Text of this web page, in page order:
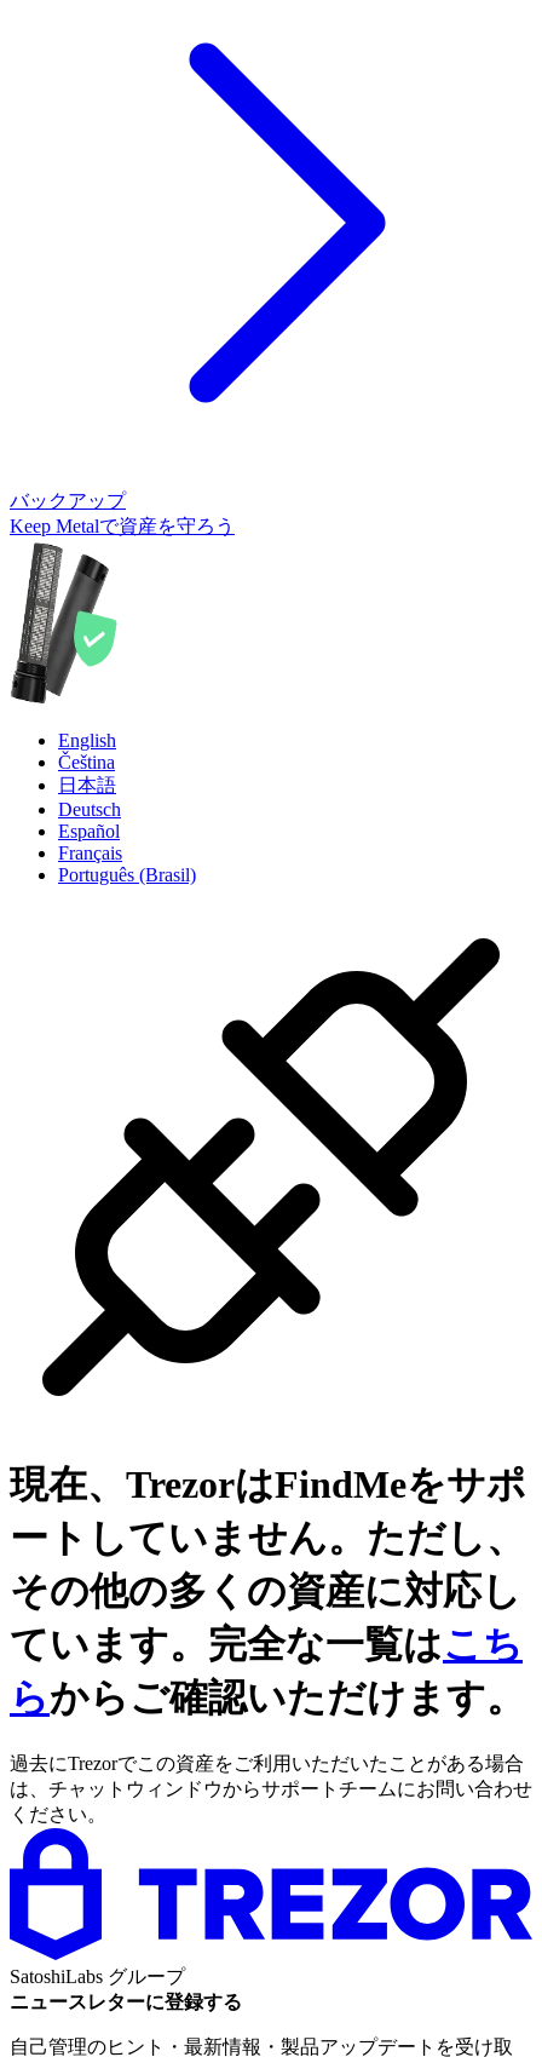
バックアップ
Keep Metalで資産を守ろう
English
Čeština
日本語
Deutsch
Español
Français
Português (Brasil)
現在、TrezorはFindMeをサポ
ートしていません。ただし、
その他の多くの資産に対応し
ています。完全な一覧はこち
らからご確認いただけます。
過去にTrezorでこの資産をご利用いただいたことがある場合
は、チャットウィンドウからサポートチームにお問い合わせ
ください。
SatoshiLabs グループ
ニュースレターに登録する
自己管理のヒント・最新情報・製品アップデートを受け取